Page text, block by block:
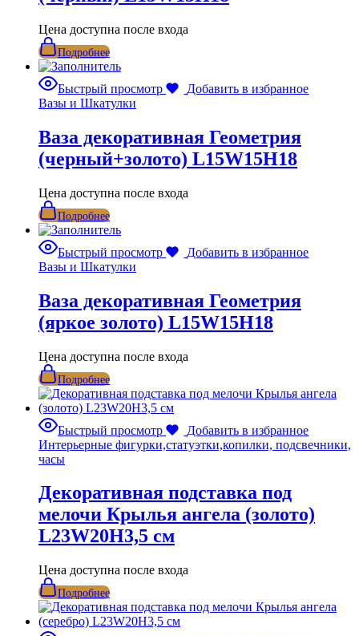
Цена доступна после входа
Подробнее
Быстрый просмотр
Добавить в избранное
Вазы и Шкатулки
Ваза декоративная Геометрия
(черный+золото) L15W15H18
Цена доступна после входа
Подробнее
Быстрый просмотр
Добавить в избранное
Вазы и Шкатулки
Ваза декоративная Геометрия
(яркое золото) L15W15H18
Цена доступна после входа
Подробнее
Быстрый просмотр
Добавить в избранное
Интерьерные фигурки,статуэтки,копилки, подсвечники,
часы
Декоративная подставка под
мелочи Крылья ангела (золото)
L23W20H3,5 см
Цена доступна после входа
Подробнее